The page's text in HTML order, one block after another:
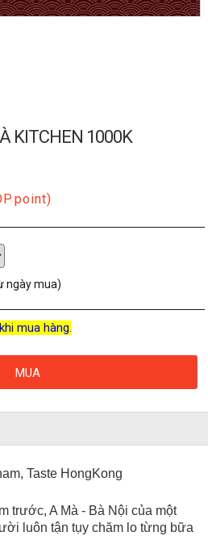
KITCHEN 1000K
point)
ngày mua)
mua hàng.
MUA
Taste HongKong
trước, A Mà - Bà Nội của một
luôn tận tụy chăm lo từng bữa